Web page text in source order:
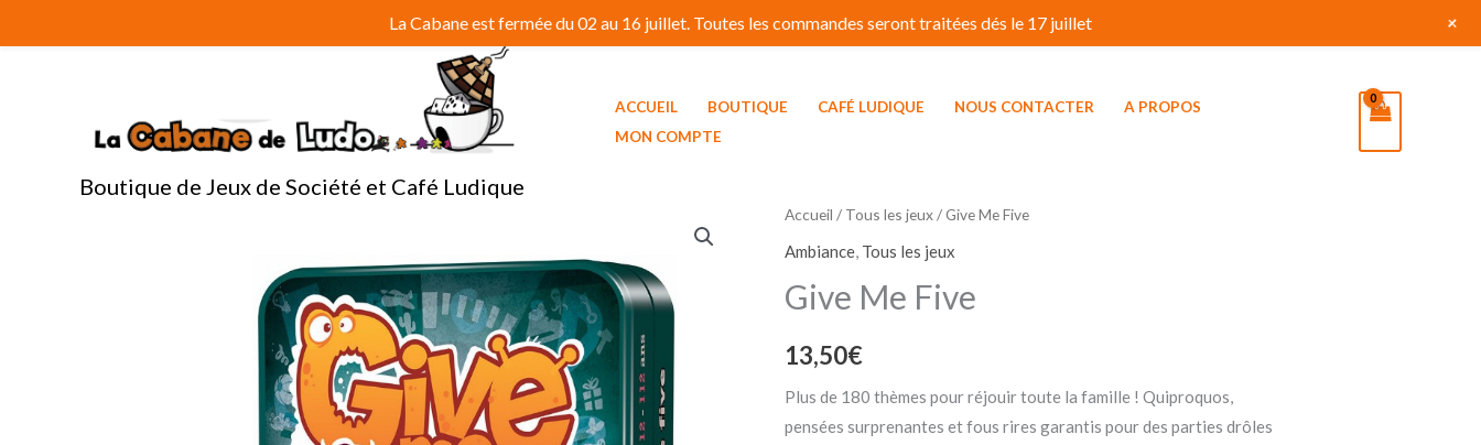
au
Boutique de Jeux de Société et Café Ludique
ACCUEIL BOUTIQUE CAFÉ LUDIQUE NOUS CONTACTER
A PROPOS
MON COMPTE
Accueil / Tous les jeux/ Give Me Five
Ambiance, Tous les jeux
Give Me Five
13,50€
Plus de 180 thèmes pour réjouir toute la famille ! Quiproquos,
pensées surprenantes et fous rires garantis pour des parties drôles
La Cabane est fermée du 02 au 16 juillet. Toutes les commandes seront traitées dés le 17 juillet +